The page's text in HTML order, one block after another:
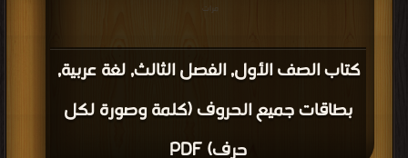
كتاب الصف الأول, الفصل الثالث, لغة عربية,
بطاقات جميع الحروف (كلمة وصورة لكل
حرف) PDF
مرات